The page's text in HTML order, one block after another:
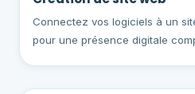
Connectez vos logiciels à un
pour une présence digitale